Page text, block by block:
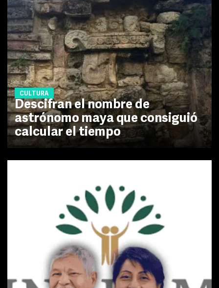
CULTURA
Descifran el nombre de
astrónomo maya que consiguió
calcular el tiempo